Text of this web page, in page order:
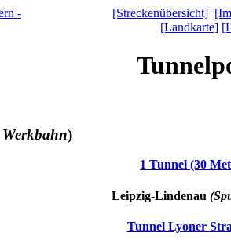
[Streckenübersicht]
[Landkarte]
Werkbahn)
1 Tunnel (30
Leipzig-Lindenau
Tunnel Lyoner